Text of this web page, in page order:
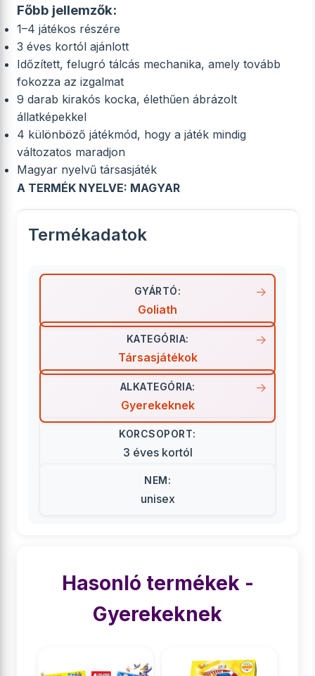
Főbb jellemzők:
1–4 játékos részére
3 éves kortól ajánlott
Időzített, felugró tálcás mechanika, amely tovább
fokozza az izgalmat
9 darab kirakós kocka, élethűen ábrázolt
állatképekkel
4 különböző játékmód, hogy a játék mindig
változatos maradjon
Magyar nyelvű társasjáték
A TERMÉK NYELVE: MAGYAR
Termékadatok
GYÁRTÓ:
Goliath
KATEGÓRIA:
Társasjátékok
ALKATEGÓRIA:
Gyerekeknek
KORCSOPORT:
3 éves kortól
NEM:
unisex
Hasonló termékek -
Gyerekeknek